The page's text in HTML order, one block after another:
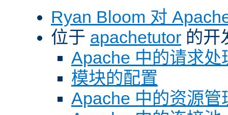
Ryan Bloom 对
位于 apachetutor 的开
Apache 中的请求处
模块的配置
Apache 中的资源管